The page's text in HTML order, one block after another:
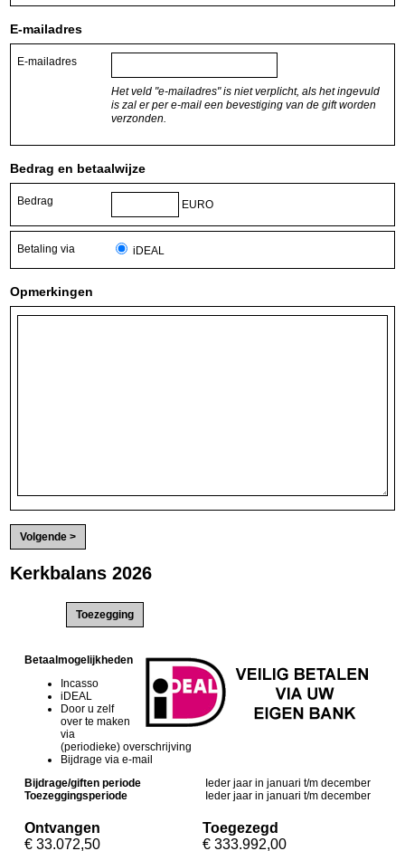
E-mailadres
E-mailadres
Het veld "e-mailadres" is niet verplicht, als het ingevuld
is zal er per e-mail een bevestiging van de gift worden
verzonden.
Bedrag en betaalwijze
Bedrag EURO
Betaling via iDEAL
Opmerkingen
Kerkbalans 2026
Betaalmogelijkheden
Incasso
iDEAL
Door u zelf
over te maken
via
(periodieke) overschrijving
Bijdrage via e-mail
Bijdrage/giften periode
Ieder jaar in januari t/m december
Toezeggingsperiode
Ieder jaar in januari t/m december
Ontvangen
Toegezegd
€ 33.072,50
€ 333.992,00